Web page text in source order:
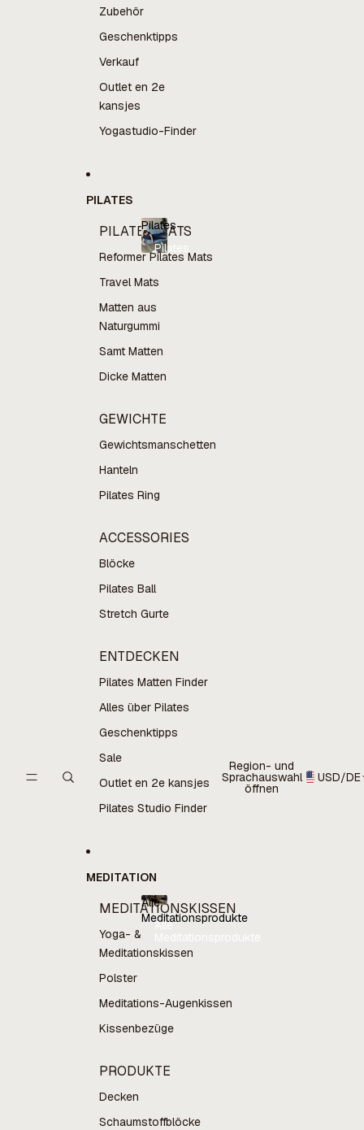
Zubehör
Geschenktipps
Verkauf
Outlet en 2e
kansjes
Yogastudio-Finder
PILATES
PILATES MATS
Reformer Pilates Mats
Travel Mats
Matten aus
Naturgummi
Samt Matten
Dicke Matten
GEWICHTE
Gewichtsmanschetten
Hanteln
Pilates Ring
ACCESSORIES
Blöcke
Pilates Ball
Stretch Gurte
ENTDECKEN
Pilates Matten Finder
Alles über Pilates
Geschenktipps
Sale
Outlet en 2e kansjes
Pilates Studio Finder
Pilates
Pilates
MEDITATION
MEDITATIONSKISSEN
Yoga- &
Meditationskissen
Polster
Meditations-Augenkissen
Kissenbezüge
PRODUKTE
Decken
Schaumstoffblöcke
Alle
Meditationsprodukte
Alle
Region- und
Sprachauswahl
öffnen
USD/DE